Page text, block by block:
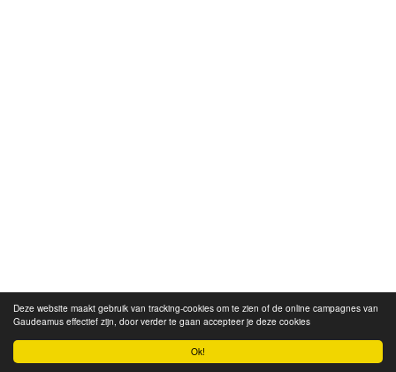
Ok!
Deze website maakt gebruik van tracking-cookies om te zien of de online campagnes van
Gaudeamus effectief zijn, door verder te gaan accepteer je deze cookies